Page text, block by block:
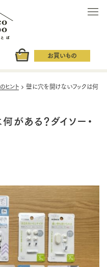
お買いもの
ヒント
壁に穴を開けないフックは何
がある？ダイソー・